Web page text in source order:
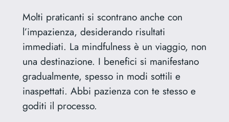
Molti praticanti si scontrano anche con
l’impazienza, desiderando risultati
immediati. La mindfulness è un viaggio, non
una destinazione. I benefici si manifestano
gradualmente, spesso in modi sottili e
inaspettati. Abbi pazienza con te stesso e
goditi il processo.